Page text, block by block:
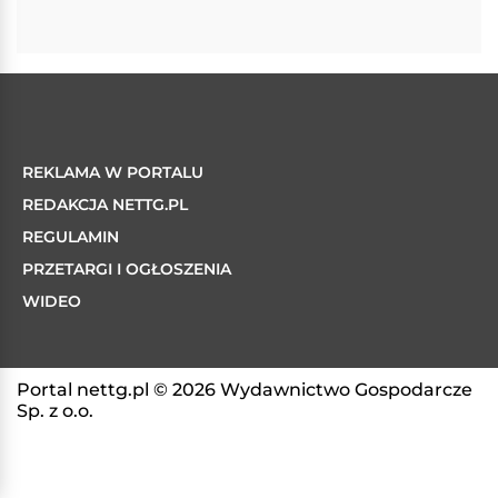
REKLAMA W PORTALU
REDAKCJA NETTG.PL
REGULAMIN
PRZETARGI I OGŁOSZENIA
WIDEO
Portal nettg.pl © 2026 Wydawnictwo Gospodarcze
Sp. z o.o.